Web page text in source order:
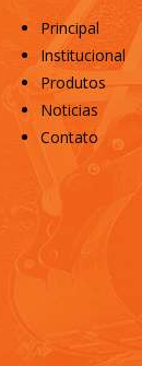
Principal
Institucional
Produtos
Noticias
Contato